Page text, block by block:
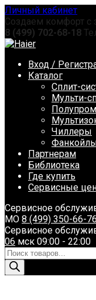
Перейти
к
содержанию
Личный кабинет
Создаем комфорт с
8 (499) 702-68-18
Вход /
Каталог
Сплит-
Мульти-
Чиллеры
Партнерам
Библиотека
Где купить
Сервисные
Сервисное
МО 8 (499) 350-66-76
Сервисное
06 мск 09:00 - 22:00
Поиск
товаров